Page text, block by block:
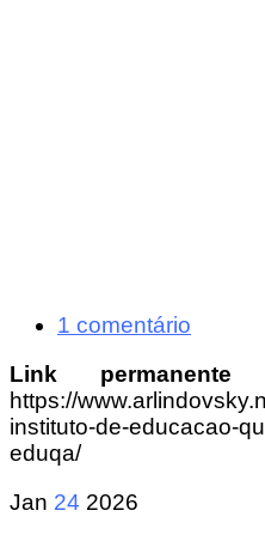
1 comentário
Link
https://
instituto-de-educacao-
eduqa/
Jan 24 2026